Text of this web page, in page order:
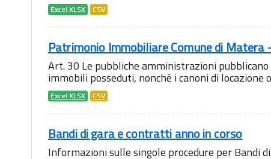
Excel XLSX CSV
Patrimonio Immobiliare Comune di Matera
Art. 30 Le pubbliche amministrazioni
immobili posseduti, nonchè i canoni di
Excel XLSX CSV
Bandi di gara e contratti anno in corso
Informazioni sulle singole procedure per Bandi